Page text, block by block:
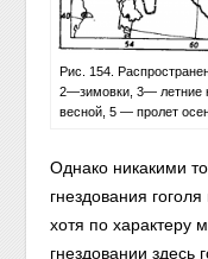
Рис. 154.
2—зимовки, 3— летние
весной, 5 — пролет
Однако никакими
гнездования
хотя по характеру
гнездовании здесь